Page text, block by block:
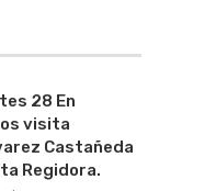
28 En
visita
Castañeda
Regidora.